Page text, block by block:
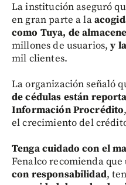
La institución aseguró
en gran parte a la
como Tuya, de
millones de usuarios, y
mil clientes.
La organización señaló
de cédulas están
Información Procrédito
el crecimiento del
Tenga cuidado con el
Fenalco recomienda que
con responsabilidad,